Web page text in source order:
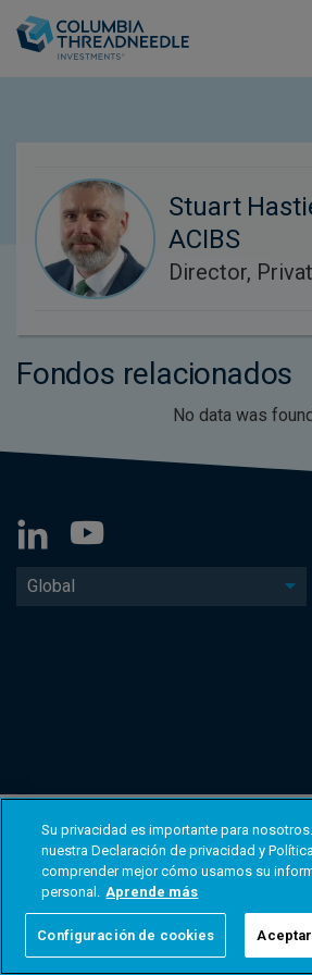
Stuart
ACIBS
Director,
Fondos relacionados
No data was found
Global
Su privacidad es importante para
nuestra Declaración de privacidad y
comprender mejor cómo usamos su
personal. Aprende más
Configuración de cookies